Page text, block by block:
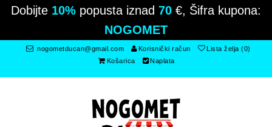
Dobijte 10% popusta iznad 70 €, Šifra kupona:
NOGOMET
nogometducan@gmail.com Korisnički račun
Lista želja (0)
Košarica
Naplata